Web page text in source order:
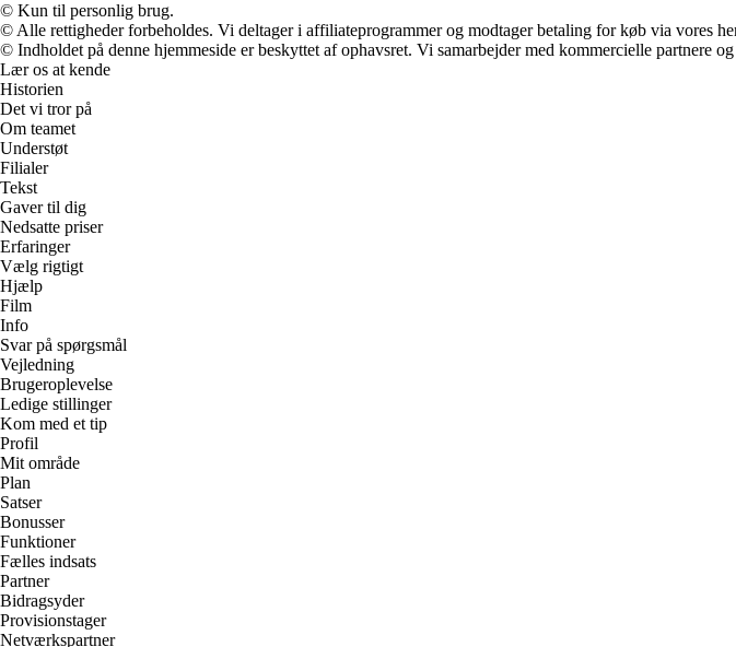
© Kun til personlig brug.
© Alle rettigheder forbeholdes. Vi deltager i affiliateprogrammer og modtager betaling for køb via vores
© Indholdet på denne hjemmeside er beskyttet af ophavsret. Vi samarbejder med kommercielle partnere
Lær os at kende
Historien
Det vi tror på
Om teamet
Understøt
Filialer
Tekst
Gaver til dig
Nedsatte priser
Erfaringer
Vælg rigtigt
Hjælp
Film
Info
Svar på spørgsmål
Vejledning
Brugeroplevelse
Ledige stillinger
Kom med et tip
Profil
Mit område
Plan
Satser
Bonusser
Funktioner
Fælles indsats
Partner
Bidragsyder
Provisionstager
Netværkspartner